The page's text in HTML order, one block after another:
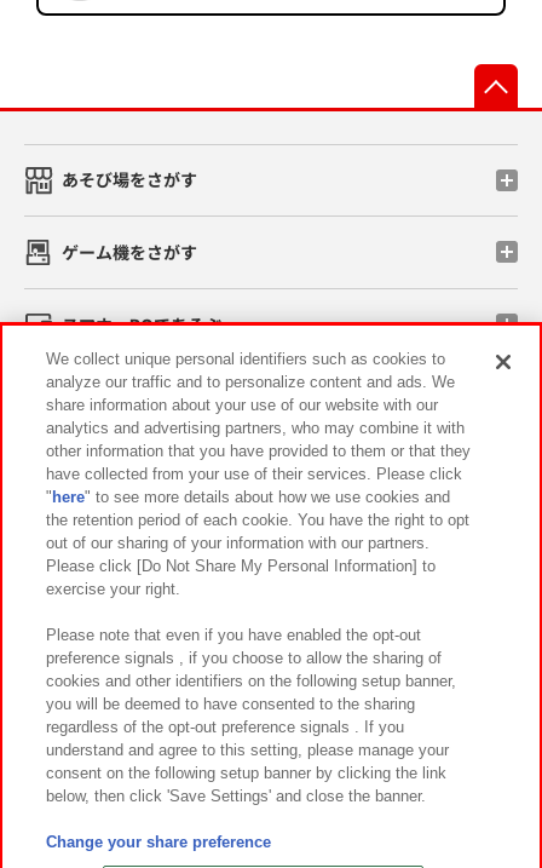
あそび場をさがす
ゲーム機をさがす
スマホ・PCであそぶ
イベント・キャンペーン
関連会社 サステナビリティ サイトポリシー
プライバシーポリシー ウェブアクセシビリティ方針と検証結果
お取引先さまとともに
カスタマーハラスメント対応方針 よくあるご質問・お問い合わせ
©Bandai Namco Amusement Inc.
©Bandai Namco Amusement Lab Inc.
We collect unique personal identifiers such as cookies to
analyze our traffic and to personalize content and ads. We
share information about your use of our website with our
analytics and advertising partners, who may combine it with
other information that you have provided to them or that they
have collected from your use of their services. Please click
" here" to see more details about how we use cookies and
the retention period of each cookie. You have the right to opt
out of our sharing of your information with our partners.
Please click [Do Not Share My Personal Information] to
exercise your right.
Please note that even if you have enabled the opt-out
preference signals , if you choose to allow the sharing of
cookies and other identifiers on the following setup banner,
you will be deemed to have consented to the sharing
regardless of the opt-out preference signals . If you
understand and agree to this setting, please manage your
consent on the following setup banner by clicking the link
below, then click 'Save Settings' and close the banner.
Change your share preference